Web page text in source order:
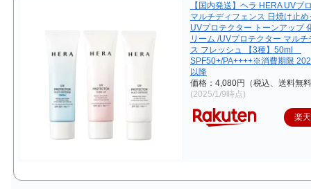
【国内発送】ヘラ HERA UVプ
マルチディフェンス 日焼け止め
UVプロテクター トーンアップ
リーム /UVプロテクター マルチ
ス フレッシュ 【3種】50ml
SPF50+/PA++++※消費期限
以降
価格：4,080円（税込、送料無
(2025/1/9時点)
楽